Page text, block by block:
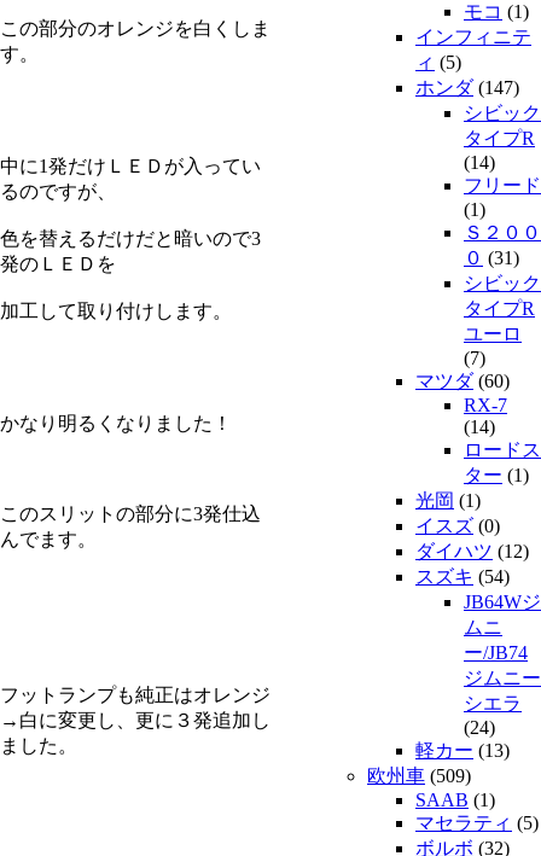
この部分のオレンジを白くしま
す。
中に1発だけＬＥＤが入ってい
るのですが、
色を替えるだけだと暗いので3
発のＬＥＤを
加工して取り付けします。
かなり明るくなりました！
このスリットの部分に3発仕込
んでます。
フットランプも純正はオレンジ
→白に変更し、更に３発追加し
ました。
モコ (1)
インフィニテ
ィ (5)
ホンダ(147)
シビック
タイプR
(14)
フリード
(1)
Ｓ２００
０ (31)
シビック
タイプR
ユーロ
(7)
マツダ(60)
RX-7
(14)
ロードス
ター (1)
光岡 (1)
イスズ (0)
ダイハツ (12)
スズキ (54)
JB64Wジ
ムニ
ー/JB74
ジムニー
シエラ
(24)
軽カー (13)
欧州車 (509)
SAAB (1)
マセラティ (5)
ボルボ (32)